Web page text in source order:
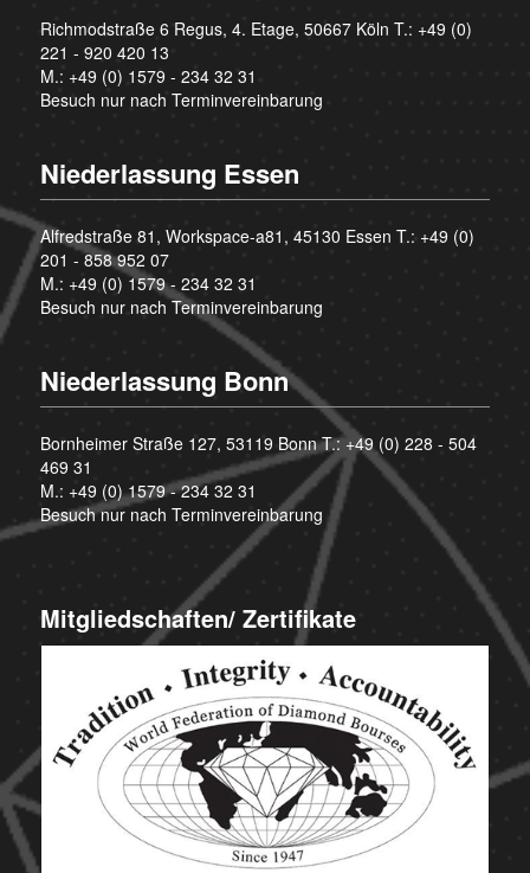
Richmodstraße 6 Regus, 4. Etage, 50667 Köln T.: +49 (0)
221 - 920 420 13
M.: +49 (0) 1579 - 234 32 31
Besuch nur nach Terminvereinbarung
Niederlassung Essen
Alfredstraße 81, Workspace-a81, 45130 Essen T.: +49 (0)
201 - 858 952 07
M.: +49 (0) 1579 - 234 32 31
Besuch nur nach Terminvereinbarung
Niederlassung Bonn
Bornheimer Straße 127, 53119 Bonn T.:+49 (0) 228 - 504
469 31
M.: +49 (0) 1579 - 234 32 31
Besuch nur nach Terminvereinbarung
Mitgliedschaften/ Zertifikate